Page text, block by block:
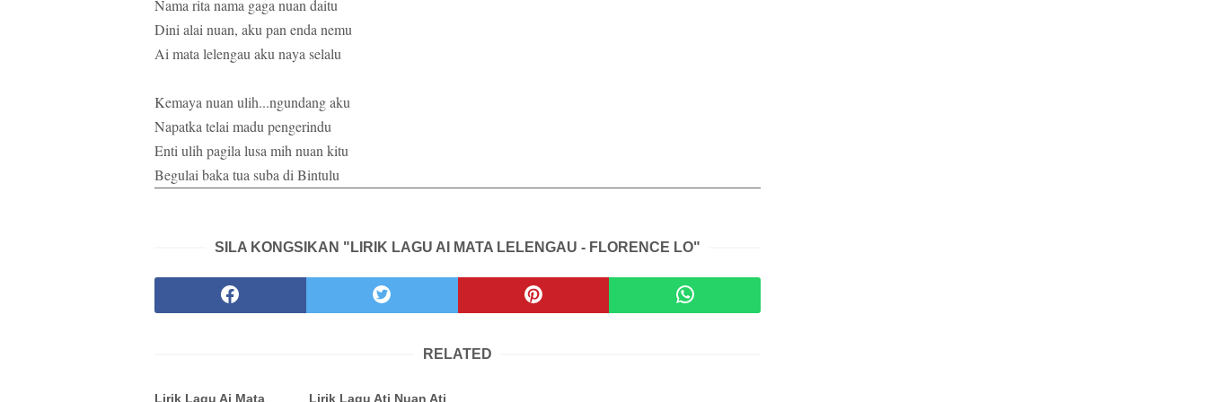
Nama rita nama gaga nuan daitu
Dini alai nuan, aku pan enda nemu
Ai mata lelengau aku naya selalu
Kemaya nuan ulih...ngundang aku
Napatka telai madu pengerindu
Enti ulih pagila lusa mih nuan kitu
Begulai baka tua suba di Bintulu
SILA KONGSIKAN "LIRIK LAGU AI MATA LELENGAU - FLORENCE LO"
RELATED
Lirik Lagu Ai Mata Lirik Lagu Ati Nuan Ati